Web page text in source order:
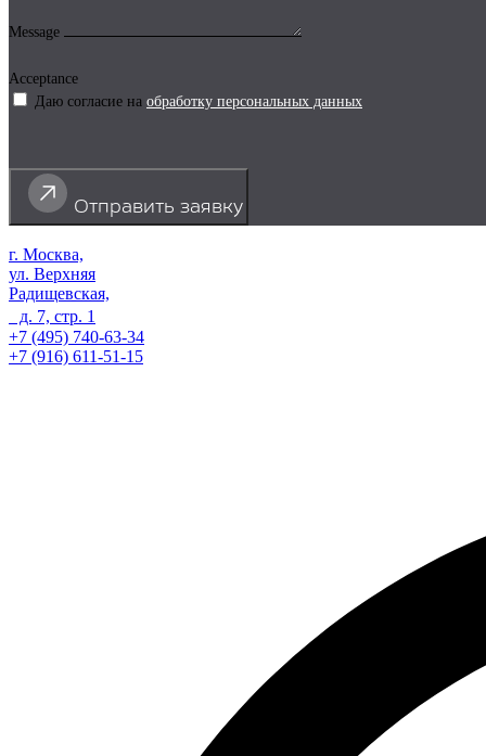
Message
Acceptance
Даю согласие на обработку персональных данных
Отправить заявку
г. Москва,
ул. Верхняя
Радищевская,
д. 7, стр. 1
+7 (495) 740-63-34
+7 (916) 611-51-15